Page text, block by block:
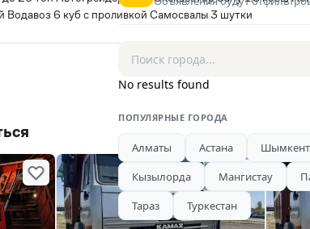
Водавоз 6 куб с проливкой Самосвалы 3 шутки
No results found
ПОПУЛЯРНЫЕ ГОРОДА
Алматы Астана Шымкент
Кызылорда
Мангистау
Тараз
Туркестан